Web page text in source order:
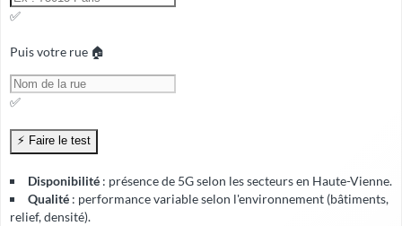
✅
Puis votre rue 🏠
✅
Disponibilité : présence de 5G selon les secteurs en Haute-Vienne.
Qualité : performance variable selon l'environnement (bâtiments,
relief, densité).